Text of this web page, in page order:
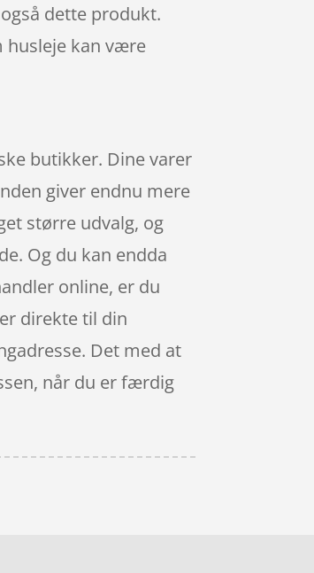
dette produkt.
husleje kan være
butikker. Dine varer
giver endnu mere
større udvalg, og
Og du kan endda
online, er du
direkte til din
Det med at
når du er færdig